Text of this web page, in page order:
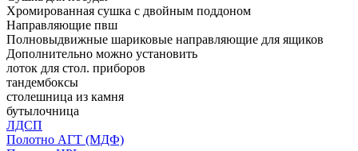
Хромированная сушка с двойным поддоном
Направляющие пвш
Полновыдвижные шариковые направляющие для ящиков
Дополнительно можно установить
лоток для стол. приборов
тандембоксы
столешница из камня
бутылочница
ЛДСП
Полотно АГТ (МДФ)